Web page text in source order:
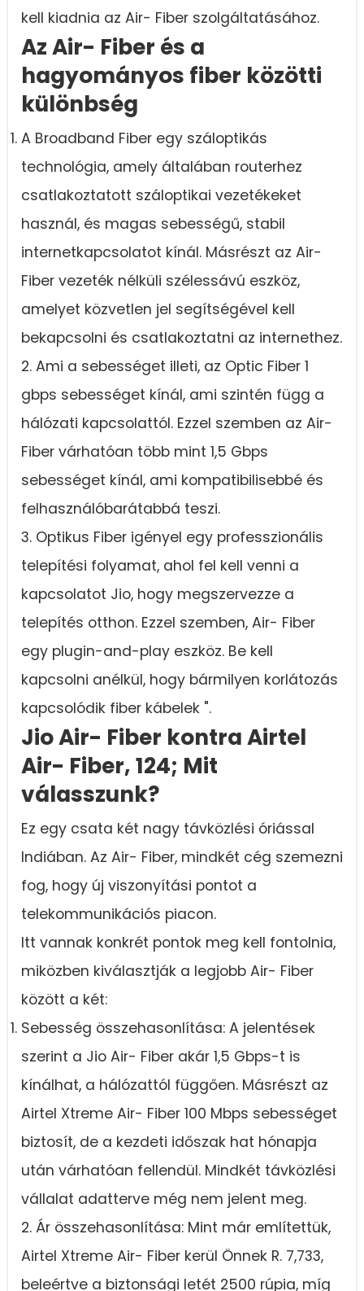
kell kiadnia az Air- Fiber szolgáltatásához.
Az Air- Fiber és a
hagyományos fiber közötti
különbség
A Broadband Fiber egy száloptikás
technológia, amely általában routerhez
csatlakoztatott száloptikai vezetékeket
használ, és magas sebességű, stabil
internetkapcsolatot kínál. Másrészt az Air-
Fiber vezeték nélküli szélessávú eszköz,
amelyet közvetlen jel segítségével kell
bekapcsolni és csatlakoztatni az internethez.
2. Ami a sebességet illeti, az Optic Fiber 1
gbps sebességet kínál, ami szintén függ a
hálózati kapcsolattól. Ezzel szemben az Air-
Fiber várhatóan több mint 1,5 Gbps
sebességet kínál, ami kompatibilisebbé és
felhasználóbarátabbá teszi.
3. Optikus Fiber igényel egy professzionális
telepítési folyamat, ahol fel kell venni a
kapcsolatot Jio, hogy megszervezze a
telepítés otthon. Ezzel szemben, Air- Fiber
egy plugin-and-play eszköz. Be kell
kapcsolni anélkül, hogy bármilyen korlátozás
kapcsolódik fiber kábelek ".
Jio Air- Fiber kontra Airtel
Air- Fiber, 124; Mit
válasszunk?
Ez egy csata két nagy távközlési óriással
Indiában. Az Air- Fiber, mindkét cég szemezni
fog, hogy új viszonyítási pontot a
telekommunikációs piacon.
Itt vannak konkrét pontok meg kell fontolnia,
miközben kiválasztják a legjobb Air- Fiber
között a két:
Sebesség összehasonlítása: A jelentések
szerint a Jio Air- Fiber akár 1,5 Gbps-t is
kínálhat, a hálózattól függően. Másrészt az
Airtel Xtreme Air- Fiber 100 Mbps sebességet
biztosít, de a kezdeti időszak hat hónapja
után várhatóan fellendül. Mindkét távközlési
vállalat adatterve még nem jelent meg.
2. Ár összehasonlítása: Mint már említettük,
Airtel Xtreme Air- Fiber kerül Önnek R. 7,733,
beleértve a biztonsági letét 2500 rúpia, míg